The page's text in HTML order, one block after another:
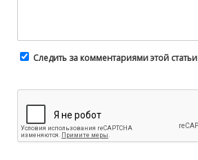
Следить за комментариями этой статьи